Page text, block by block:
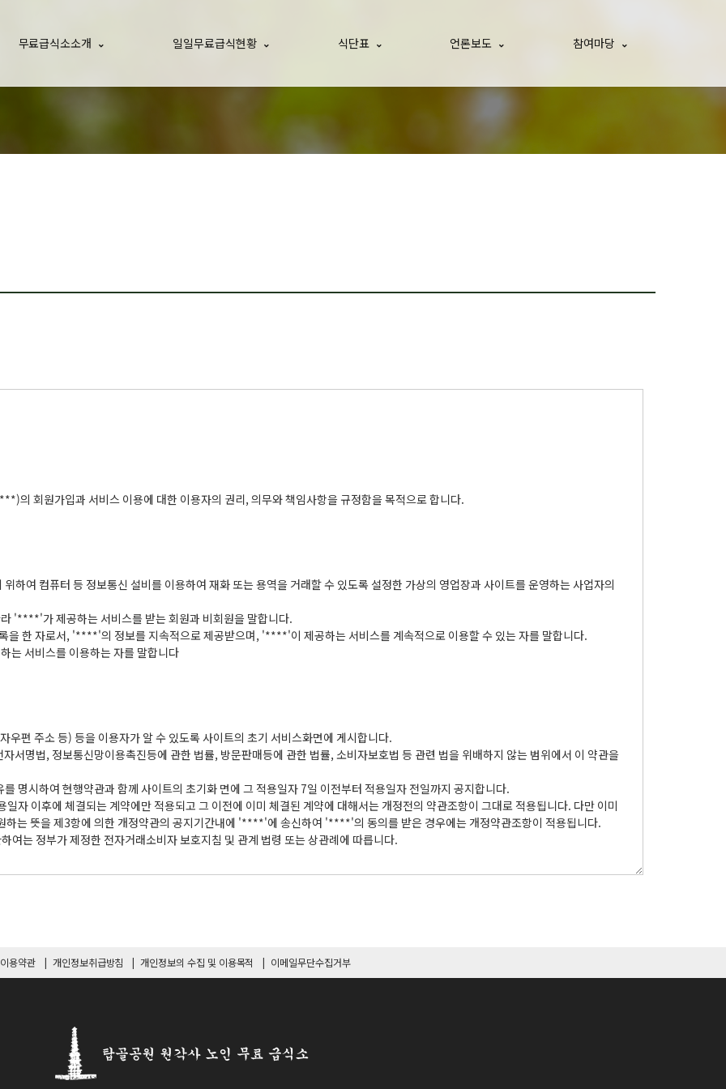
무료급식소소개 일일무료급식현황 식단표 언론보도 참여마당
이용약관 개인정보취급방침 개인정보의 수집 및 이용목적 이메일무단수집거부